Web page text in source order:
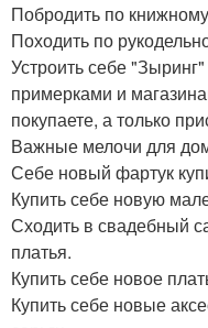
Побродить по
Походить по
Устроить себе
примерками и
покупаете, а только
Важные мелочи для
Себе новый фартук
Купить себе новую
Сходить в свадебный
платья.
Купить себе новое
Купить себе новые